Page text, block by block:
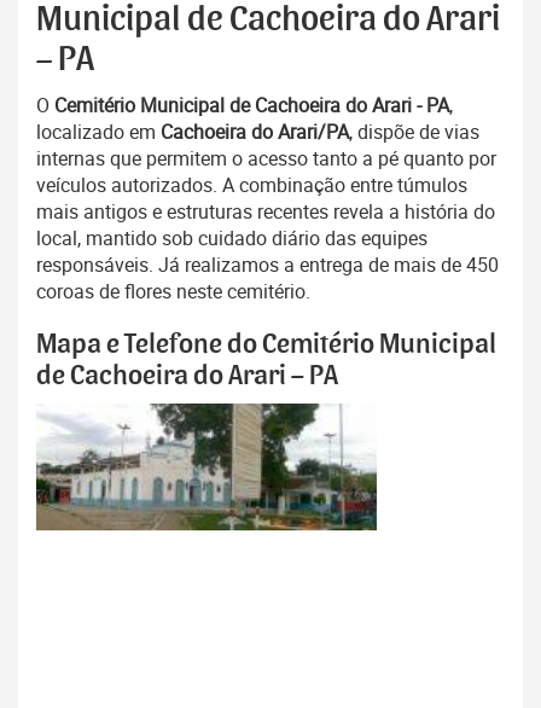
Municipal de Cachoeira do Arari
– PA
O Cemitério Municipal de Cachoeira do Arari - PA,
localizado em Cachoeira do Arari/PA, dispõe de vias
internas que permitem o acesso tanto a pé quanto por
veículos autorizados. A combinação entre túmulos
mais antigos e estruturas recentes revela a história do
local, mantido sob cuidado diário das equipes
responsáveis. Já realizamos a entrega de mais de 450
coroas de flores neste cemitério.
Mapa e Telefone do Cemitério Municipal
de Cachoeira do Arari – PA